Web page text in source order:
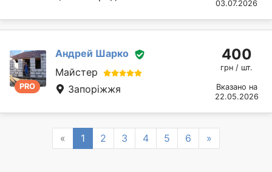
03.07.2026
PRO
Андрей Шарко
Майстер
Запоріжжя
400
грн / шт.
Вказано на
22.05.2026
« Previous
1 2 3 4 5 6 »